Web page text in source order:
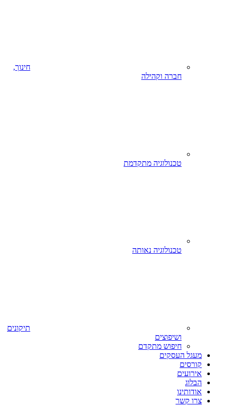
חינוך,
חברה וקהילה
טכנולוגיה מתקדמת
טכנולוגיה נאותה
תיקונים
ושיפוצים
חיפוש מתקדם
מעגל העסקים
קורסים
אירועים
הבלוג
אודותינו
צרו קשר